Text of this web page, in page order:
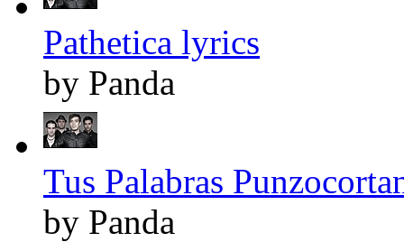
Pathetica lyrics
by Panda
Tus Palabras
by Panda